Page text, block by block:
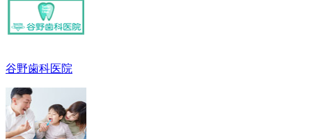
谷野歯科医院